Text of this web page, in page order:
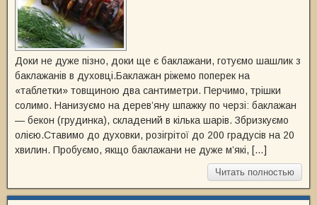
Доки не дуже пізно, доки ще є баклажани, готуємо шашлик з
баклажанів в духовці.Баклажан ріжемо поперек на
«таблетки» товщиною два сантиметри. Перчимо, трішки
солимо. Нанизуємо на дерев’яну шпажку по черзі: баклажан
— бекон (грудинка), складений в кілька шарів. Збризкуємо
олією.Ставимо до духовки, розігрітої до 200 градусів на 20
хвилин. Пробуємо, якщо баклажани не дуже м’які, […]
Читать полностью